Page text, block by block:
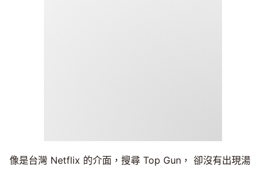
像是台灣 Netflix 的介面，搜尋 Top Gun， 卻沒有出現湯